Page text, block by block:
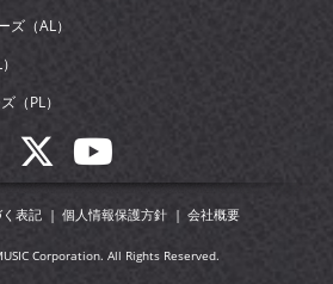
（AL）
（PL）
表記 個人情報保護方針 会社概要
Corporation. All Rights Reserved.